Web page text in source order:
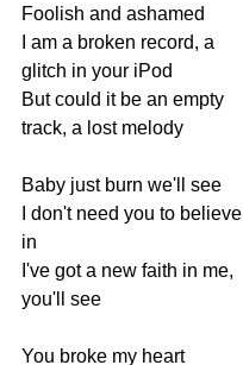
Foolish and ashamed
am a broken record, a
glitch in your iPod
But could it be an empty
track, a lost melody
Baby just burn we'll
see
don't need you to believe
in
I've got a new faith in me,
you'll
see
You broke my heart